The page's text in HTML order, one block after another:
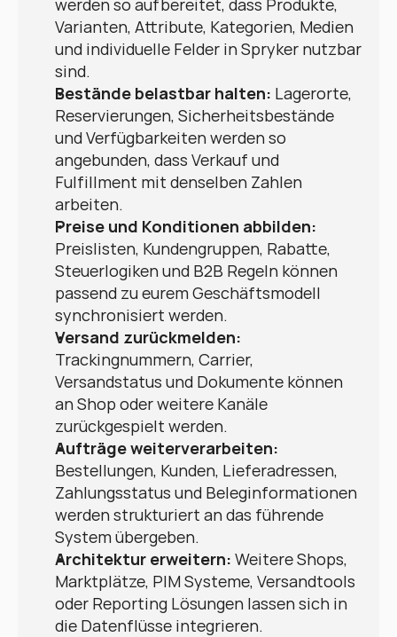
werden so aufbereitet, dass Produkte,
Varianten, Attribute, Kategorien, Medien
und individuelle Felder in Spryker nutzbar
sind.
Bestände belastbar halten: Lagerorte,
Reservierungen, Sicherheitsbestände
und Verfügbarkeiten werden so
angebunden, dass Verkauf und
Fulfillment mit denselben Zahlen
arbeiten.
Preise und Konditionen abbilden:
Preislisten, Kundengruppen, Rabatte,
Steuerlogiken und B2B Regeln können
passend zu eurem Geschäftsmodell
synchronisiert werden.
Versand zurückmelden:
Trackingnummern, Carrier,
Versandstatus und Dokumente können
an Shop oder weitere Kanäle
zurückgespielt werden.
Aufträge weiterverarbeiten:
Bestellungen, Kunden, Lieferadressen,
Zahlungsstatus und Beleginformationen
werden strukturiert an das führende
System übergeben.
Architektur erweitern: Weitere Shops,
Marktplätze, PIM Systeme, Versandtools
oder Reporting Lösungen lassen sich in
die Datenflüsse integrieren.